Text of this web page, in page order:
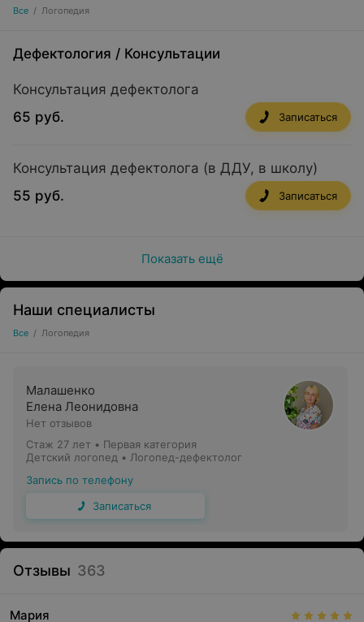
Все / Логопедия
Дефектология / Консультации
Консультация дефектолога
65 руб.
Записаться
Консультация дефектолога (в ДДУ, в школу)
55 руб.
Записаться
Показать ещё
Наши специалисты
Все / Логопедия
Малашенко
Елена Леонидовна
Нет отзывов
Стаж 27 лет • Первая категория
Детский логопед • Логопед-дефектолог
Запись по телефону
Записаться
Отзывы 363
Мария